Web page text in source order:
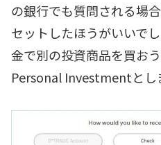
の銀行でも質問される場
セットしたほうがいいで
金で別の投資商品を買おう
Personal Investmentとし